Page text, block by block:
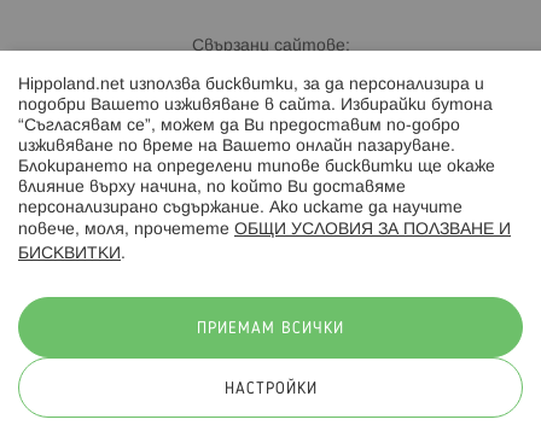
Свързани сайтове:
Hippoland.ro
Последвайте ни:
© 2026 Hippoland.net. Всички права запазени
Hippoland.net използва бисквитки, за да персонализира и
подобри Вашето изживяване в сайта. Избирайки бутона
“Съгласявам се”, можем да Ви предоставим по-добро
изживяване по време на Вашето онлайн пазаруване.
Блокирането на определени типове бисквитки ще окаже
влияние върху начина, по който Ви доставяме
персонализирано съдържание. Ако искате да научите
повече, моля, прочетете ОБЩИ УСЛОВИЯ ЗА ПОЛЗВАНЕ И
БИСКВИТКИ .
ПРИЕМАМ ВСИЧКИ
НАСТРОЙКИ